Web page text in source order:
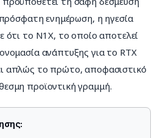
πρόσφατη ενημέρωση, η ηγεσία
ότι το N1X, το οποίο αποτελεί
ανάπτυξης για το RTX
απλώς το πρώτο, αποφασιστικό
προϊοντική γραμμή.